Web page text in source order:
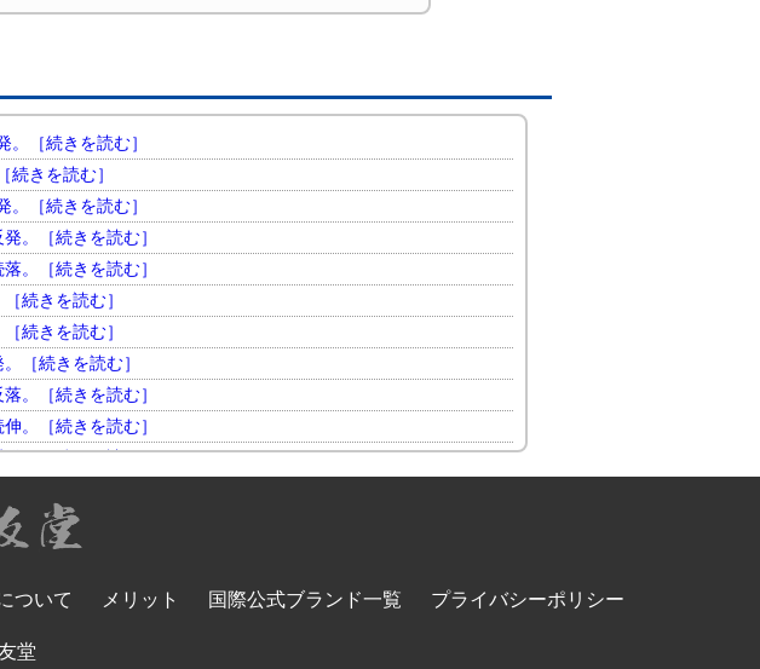
［続きを読む］
きを読む］
［続きを読む］
。［続きを読む］
。［続きを読む］
続きを読む］
続きを読む］
［続きを読む］
。［続きを読む］
。［続きを読む］
。［続きを読む］
。［続きを読む］
続きを読む］
。［続きを読む］
［続きを読む］
ついて メリット 国際公式ブランド一覧 プライバシーポリシー
堂